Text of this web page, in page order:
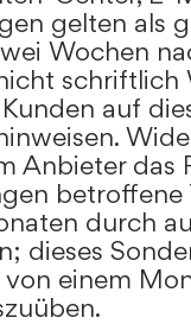
gelten als
Wochen
schriftlich
auf
Anbieter das
betroffene
durch
dieses
einem